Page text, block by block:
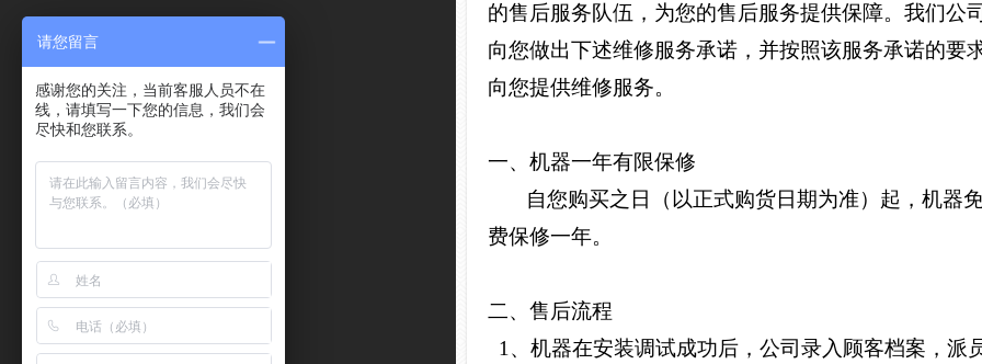
的售后服务队伍，为您的售后服务提供保障。我们公司
向您做出下述维修服务承诺，并按照该服务承诺的要
向您提供维修服务。
一、机器一年有限保修
自您购买之日（以正式购货日期为准）起，机器
费保修一年。
二、售后流程
1、机器在安装调试成功后，公司录入顾客档案，派
请您留言
感谢您的关注，当前客服人员不在
线，请填写一下您的信息，我们会
尽快和您联系。